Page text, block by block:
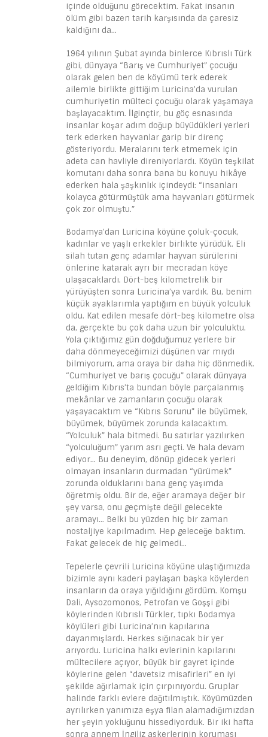
içinde olduğunu görecektim. Fakat insanın
ölüm gibi bazen tarih karşısında da çaresiz
kaldığını da…
1964 yılının Şubat ayında binlerce Kıbrıslı Türk
gibi, dünyaya “Barış ve Cumhuriyet” çocuğu
olarak gelen ben de köyümü terk ederek
ailemle birlikte gittiğim Luricina’da vurulan
cumhuriyetin mülteci çocuğu olarak yaşamaya
başlayacaktım. İlginçtir, bu göç esnasında
insanlar koşar adım doğup büyüdükleri yerleri
terk ederken hayvanlar garip bir direnç
gösteriyordu. Meralarını terk etmemek için
adeta can havliyle direniyorlardı. Köyün teşkilat
komutanı daha sonra bana bu konuyu hikâye
ederken hala şaşkınlık içindeydi: “insanları
kolayca götürmüştük ama hayvanları götürmek
çok zor olmuştu.”
Bodamya’dan Luricina köyüne çoluk-çocuk,
kadınlar ve yaşlı erkekler birlikte yürüdük. Eli
silah tutan genç adamlar hayvan sürülerini
önlerine katarak ayrı bir mecradan köye
ulaşacaklardı. Dört-beş kilometrelik bir
yürüyüşten sonra Luricina’ya vardık. Bu, benim
küçük ayaklarımla yaptığım en büyük yolculuk
oldu. Kat edilen mesafe dört-beş kilometre olsa
da, gerçekte bu çok daha uzun bir yolculuktu.
Yola çıktığımız gün doğduğumuz yerlere bir
daha dönmeyeceğimizi düşünen var mıydı
bilmiyorum, ama oraya bir daha hiç dönmedik.
“Cumhuriyet ve barış çocuğu” olarak dünyaya
geldiğim Kıbrıs’ta bundan böyle parçalanmış
mekânlar ve zamanların çocuğu olarak
yaşayacaktım ve “Kıbrıs Sorunu” ile büyümek,
büyümek, büyümek zorunda kalacaktım.
“Yolculuk” hala bitmedi. Bu satırlar yazılırken
“yolculuğum” yarım asrı geçti. Ve hala devam
ediyor… Bu deneyim, dönüp gidecek yerleri
olmayan insanların durmadan “yürümek”
zorunda olduklarını bana genç yaşımda
öğretmiş oldu. Bir de, eğer aramaya değer bir
şey varsa, onu geçmişte değil gelecekte
aramayı… Belki bu yüzden hiç bir zaman
nostaljiye kapılmadım. Hep geleceğe baktım.
Fakat gelecek de hiç gelmedi…
Tepelerle çevrili Luricina köyüne ulaştığımızda
bizimle aynı kaderi paylaşan başka köylerden
insanların da oraya yığıldığını gördüm. Komşu
Dali, Aysozomonos, Petrofan ve Goşşi gibi
köylerinden Kıbrıslı Türkler, tıpkı Bodamya
köylüleri gibi Luricina’nın kapılarına
dayanmışlardı. Herkes sığınacak bir yer
arıyordu. Luricina halkı evlerinin kapılarını
mültecilere açıyor, büyük bir gayret içinde
köylerine gelen “davetsiz misafirleri” en iyi
şekilde ağırlamak için çırpınıyordu. Gruplar
halinde farklı evlere dağıtılmıştık. Köyümüzden
ayrılırken yanımıza eşya filan alamadığımızdan
her şeyin yokluğunu hissediyorduk. Bir iki hafta
sonra annem İngiliz askerlerinin koruması